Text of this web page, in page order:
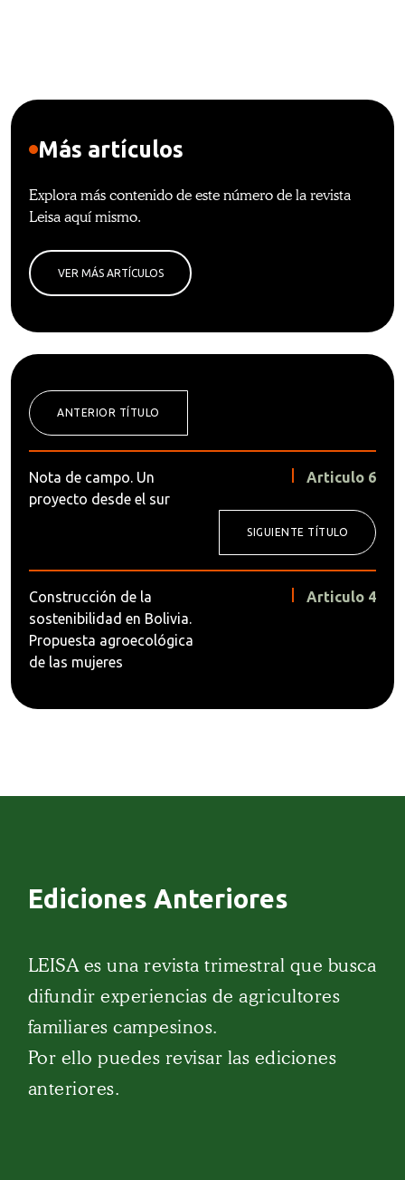
Más artículos
Explora más contenido de este número de la revista
Leisa aquí mismo.
VER MÁS ARTÍCULOS
ANTERIOR TÍTULO
Nota de campo. Un
proyecto desde el sur
Articulo 6
SIGUIENTE TÍTULO
Construcción de la
sostenibilidad en Bolivia.
Propuesta agroecológica
de las mujeres
Articulo 4
Ediciones Anteriores
LEISA es una revista trimestral que busca
difundir experiencias de agricultores
familiares campesinos.
Por ello puedes revisar las ediciones
anteriores.